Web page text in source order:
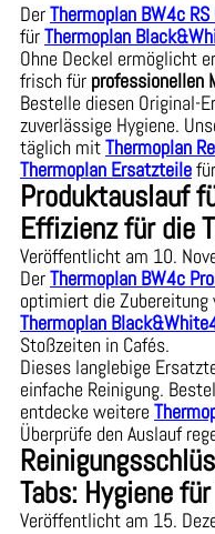
DerThermoplan BW4c
fürThermoplan
Ohne Deckel ermöglicht
frisch für professionellen
Bestelle diesen Original-
zuverlässige Hygiene.
täglich mitThermoplan
Thermoplan Ersatzteile
Produktauslauf
Effizienz für die
Veröffentlicht am 10.
DerThermoplan BW4c
optimiert die
Thermoplan
Stoßzeiten in Cafés.
Dieses langlebige
einfache Reinigung.
entdecke weitere
Überprüfe den Auslauf
Tabs: Hygiene
Veröffentlicht am 15.